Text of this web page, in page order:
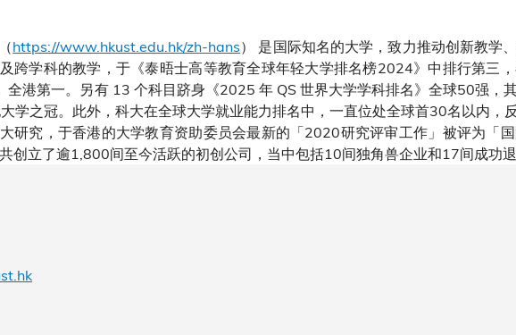
https://www.hkust.edu.hk/zh-hans） 是国际知名的大学，致力推动创新教学
跨学科的教学，于《泰晤士高等教育全球年轻大学排名榜2024》中排行第三
港第一。另有 13 个科目跻身《2025 年 QS 世界大学学科排名》全球50强，
学之冠。此外，科大在全球大学就业能力排名中，一直位处全球首30名以内，
研究，于香港的大学教育资助委员会最新的「2020研究评审工作」被评为「
创立了逾1,800间至今活跃的初创公司，当中包括10间独角兽企业和17间成功退